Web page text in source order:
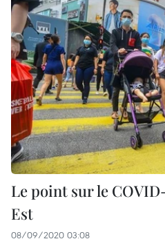
Le point sur le
Est
08/09/2020 03:08